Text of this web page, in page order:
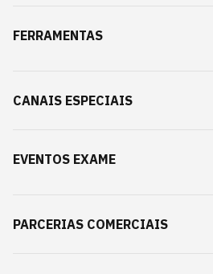
FERRAMENTAS
CANAIS ESPECIAIS
EVENTOS EXAME
PARCERIAS COMERCIAIS